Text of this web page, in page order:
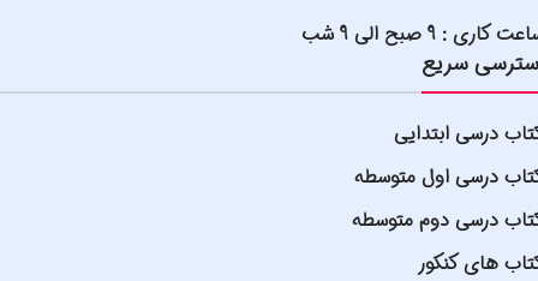
کاری : 9 صبح الی 9 شب
سریع
درسی ابتدایی
درسی اول متوسطه
درسی دوم متوسطه
های کنکور